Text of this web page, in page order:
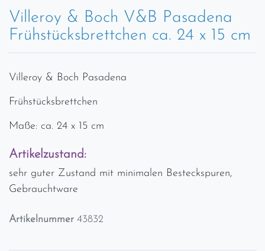
Villeroy & Boch V&B Pasadena
Frühstücksbrettchen ca. 24 x 15 cm
Villeroy & Boch Pasadena
Frühstücksbrettchen
Maße: ca. 24 x 15 cm
Artikelzustand:
sehr guter Zustand mit minimalen Besteckspuren,
Gebrauchtware
Artikelnummer 43832